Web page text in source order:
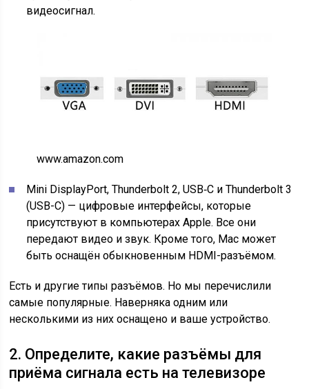
видеосигнал.
www.amazon.com
Mini DisplayPort, Thunderbolt 2, USB‑C и Thunderbolt 3
(USB-C) — цифровые интерфейсы, которые
присутствуют в компьютерах Apple. Все они
передают видео и звук. Кроме того, Mac может
быть оснащён обыкновенным HDMI-разъёмом.
Есть и другие типы разъёмов. Но мы перечислили
самые популярные. Наверняка одним или
несколькими из них оснащено и ваше устройство.
2. Определите, какие разъёмы для
приёма сигнала есть на телевизоре